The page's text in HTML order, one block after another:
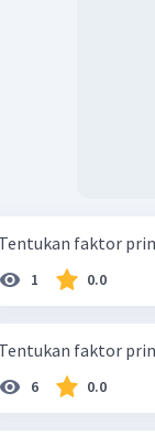
Tentukan faktor
1 0.0
Tentukan faktor
6 0.0